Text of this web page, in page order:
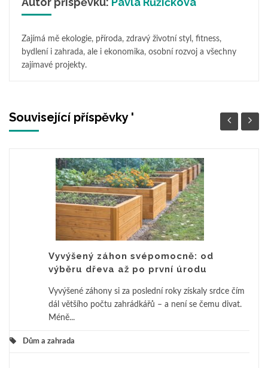
Zajímá mě ekologie, příroda, zdravý životní styl, fitness,
bydlení i zahrada, ale i ekonomika, osobní rozvoj a všechny
zajímavé projekty.
Související příspěvky '
Vyvýšený záhon svépomocně: od
výběru dřeva až po první úrodu
Vyvýšené záhony si za poslední roky získaly srdce čím
dál většího počtu zahrádkářů – a není se čemu divat.
Méně...
Dům a zahrada